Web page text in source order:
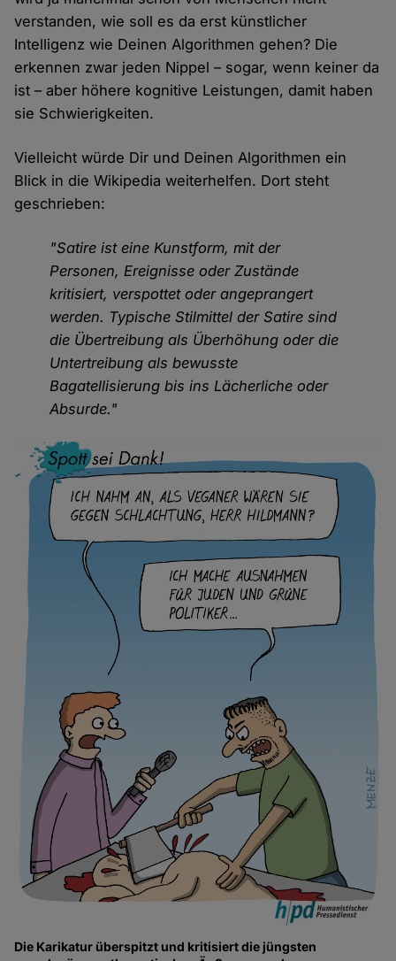
verstanden, wie soll es da erst künstlicher
Intelligenz wie Deinen Algorithmen gehen? Die
erkennen zwar jeden Nippel – sogar, wenn keiner da
ist – aber höhere kognitive Leistungen, damit haben
sie Schwierigkeiten.
Vielleicht würde Dir und Deinen Algorithmen ein
Blick in die Wikipedia weiterhelfen. Dort steht
geschrieben:
"Satire ist eine Kunstform, mit der
Personen, Ereignisse oder Zustände
kritisiert, verspottet oder angeprangert
werden. Typische Stilmittel der Satire sind
die Übertreibung als Überhöhung oder die
Untertreibung als bewusste
Bagatellisierung bis ins Lächerliche oder
Absurde."
Die Karikatur überspitzt und kritisiert die jüngsten